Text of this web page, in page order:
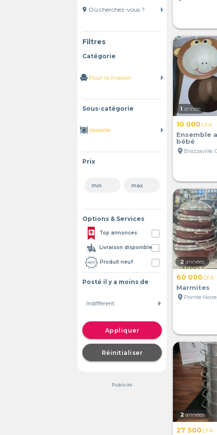
location_on
Filtres
Catégorie
Sous-catégorie
Prix
Options & Services
Top annonces
Livraison disponible
Produit neuf
Posté il y a moins de
Appliquer
Réinitialiser
Publicité
1 année
10 000CFA
Ensemble
bébé
location_on Brazzaville,
2 années
60 000CFA
Marmites
location_on Pointe-
2 années
27 500CFA